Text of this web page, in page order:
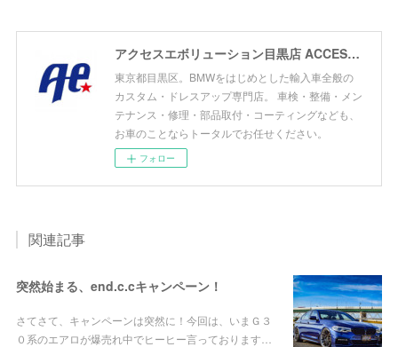
アクセスエボリューション目黒店 ACCESS EVOLUTION MEGURO
東京都目黒区。BMWをはじめとした輸入車全般の
カスタム・ドレスアップ専門店。 車検・整備・メン
テナンス・修理・部品取付・コーティングなども、
お車のことならトータルでお任せください。
フォロー
関連記事
突然始まる、end.c.cキャンペーン！
さてさて、キャンペーンは突然に！今回は、いまＧ３
０系のエアロが爆売れ中でヒーヒー言っております…